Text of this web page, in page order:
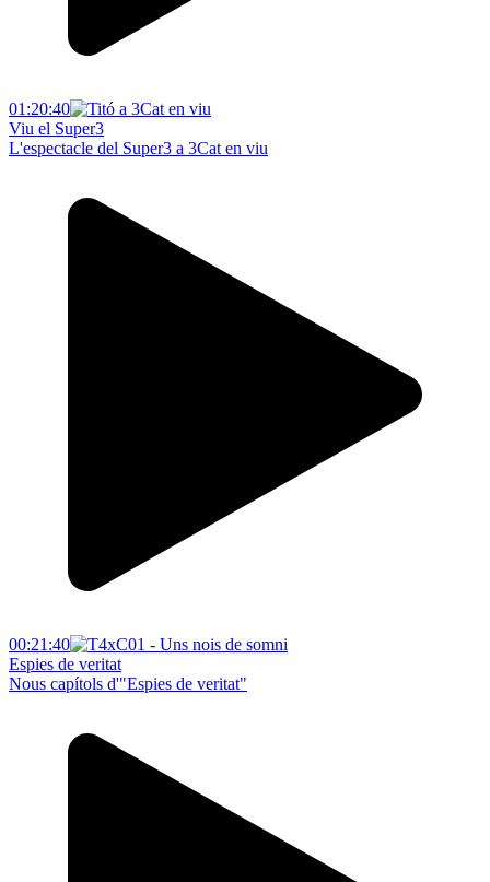
01:20:40
Viu el Super3
L'espectacle del Super3 a 3Cat en viu
00:21:40
Espies de veritat
Nous capítols d'"Espies de veritat"